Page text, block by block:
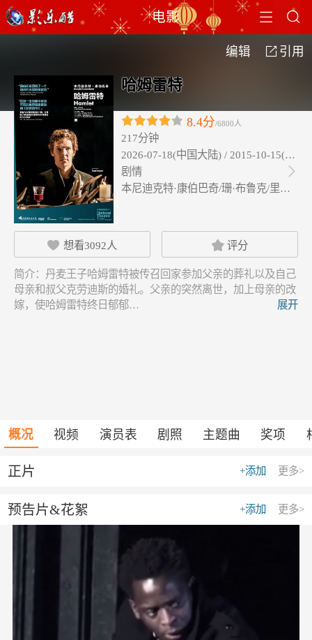
 
电影
编辑  引用
哈姆雷特
8.4分/6800人
217分钟
2026-07-18(中国大陆) / 2015-10-15(英国)
剧情
本尼迪克特·康伯巴奇/珊·布鲁克/里奥·…

 想看3092人  评分
简介： 丹麦王子哈姆雷特被传召回家参加父亲的葬礼以及自己
母亲和叔父克劳迪斯的婚礼。父亲的突然离世，加上母亲的改
嫁，使哈姆雷特终日郁郁…
展开
概况 视频 演员表 剧照 主题曲 奖项
更多>
+添加
正片
更多>
+添加
预告片&花絮